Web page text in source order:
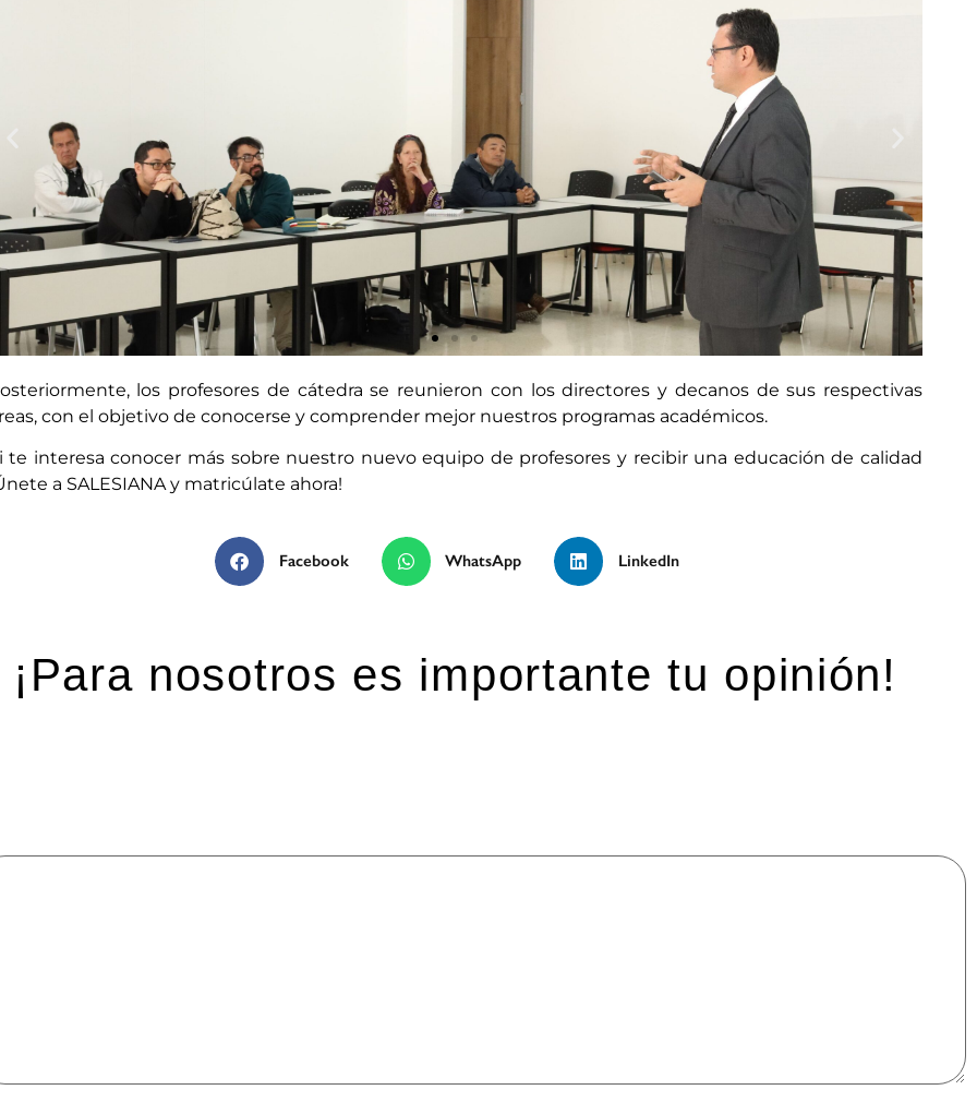
El decano de la facultad de Ciencias Naturales y Exactas
Diego Muñoz empezando la inducción con los profesores
de Química Farmacéutica.
los profesores de cátedra se reunieron con los directores y decanos de sus respectivas
con el objetivo de conocerse y comprender mejor nuestros programas académicos.
te interesa conocer más sobre nuestro nuevo equipo de profesores y recibir una educación de calidad
a SALESIANA y matricúlate ahora!
Facebook WhatsApp LinkedIn
¡Para nosotros es importante tu opinión!